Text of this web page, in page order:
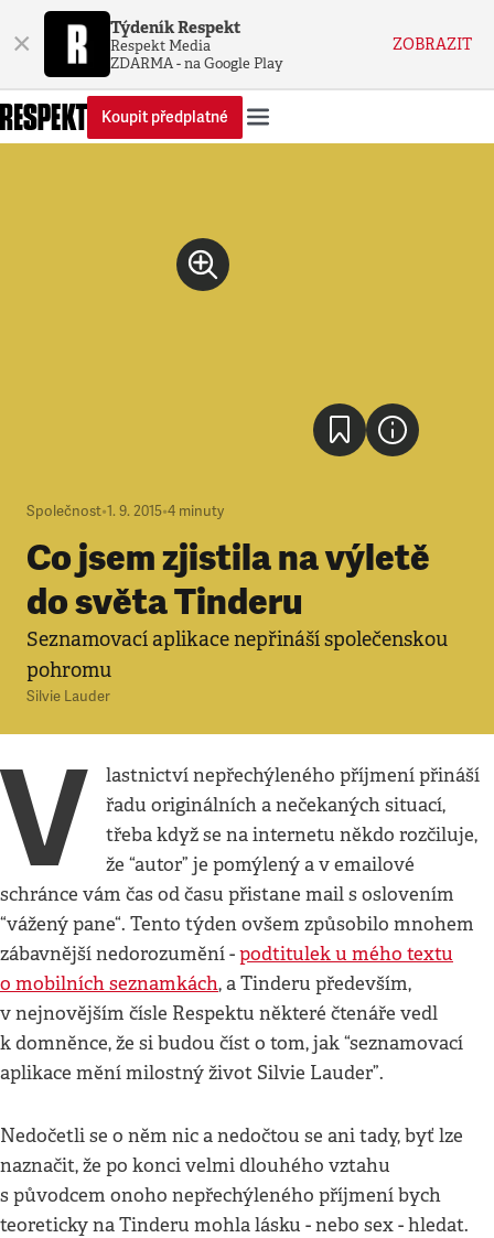
× Týdeník Respekt
Respekt Media
ZDARMA - na Google Play
ZOBRAZIT
Koupit předplatné
Společnost•1. 9. 2015•4 minuty
Co jsem zjistila na výletě
do světa Tinderu
Seznamovací aplikace nepřináší společenskou
pohromu
Silvie Lauder
V
lastnictví nepřechýleného příjmení přináší
řadu originálních a nečekaných situací,
třeba když se na internetu někdo rozčiluje,
že “autor” je pomýlený a v emailové
schránce vám čas od času přistane mail s oslovením
“vážený pane“. Tento týden ovšem způsobilo mnohem
zábavnější nedorozumění -podtitulek u mého textu
o mobilních seznamkách, a Tinderu především,
v nejnovějším čísle Respektu některé čtenáře vedl
k domněnce, že si budou číst o tom, jak “seznamovací
aplikace mění milostný život Silvie Lauder”.
Nedočetli se o něm nic a nedočtou se ani tady, byť lze
naznačit, že po konci velmi dlouhého vztahu
s původcem onoho nepřechýleného příjmení bych
teoreticky na Tinderu mohla lásku - nebo sex - hledat.